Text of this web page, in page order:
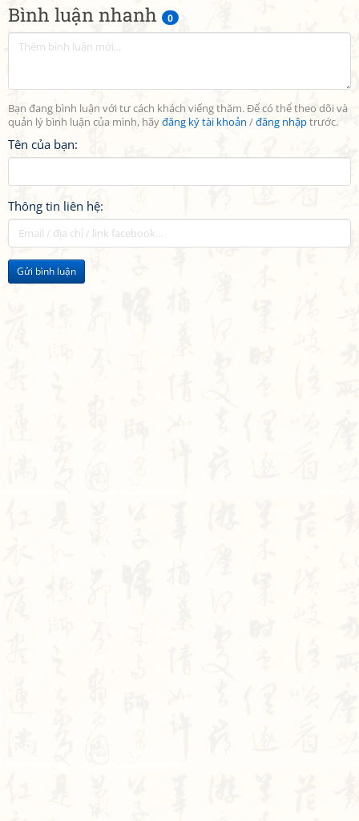
Bình luận nhanh 0
Bạn đang bình luận với tư cách khách viếng thăm. Để có thể theo dõi và
quản lý bình luận của mình, hãyđăng ký tài khoản /đăng nhậptrước.
Tên của bạn:
Thông tin liên hệ:
Gửi bình luận